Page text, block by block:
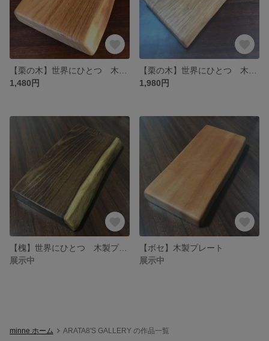
1,480円
1,980円
【槐】世界にひとつ 木製プレート
展示中
【ボセ】木製プレート
展示中
minne ホーム ARATA8'S GALLERY の作品一覧